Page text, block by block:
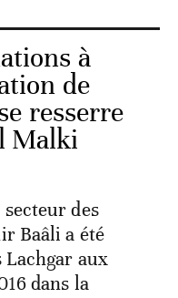
à
de
resserre
Malki
des
Baâli a été
aux
dans la